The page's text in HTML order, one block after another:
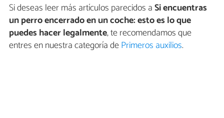
Si deseas leer más artículos parecidos aSi encuentras
un perro encerrado en un coche: esto es lo que
puedes hacer legalmente, te recomendamos que
entres en nuestra categoría dePrimeros auxilios.